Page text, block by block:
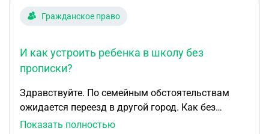
Гражданское право
И как устроить ребенка в школу без
прописки?
Здравствуйте. По семейным обстоятельствам
ожидается переезд в другой город. Как без
прописки посещать мед учреждение? И как
Показать полностью